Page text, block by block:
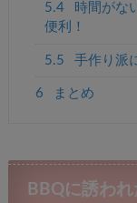
5.4
時間がな
便利！
5.5 手作り派
6 まとめ
BBQに誘わ